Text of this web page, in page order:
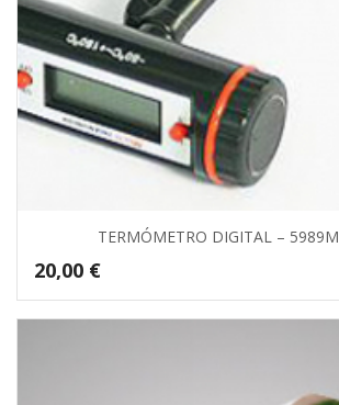
TERMÓMETRO DIGITAL – 5989M
20,00 €